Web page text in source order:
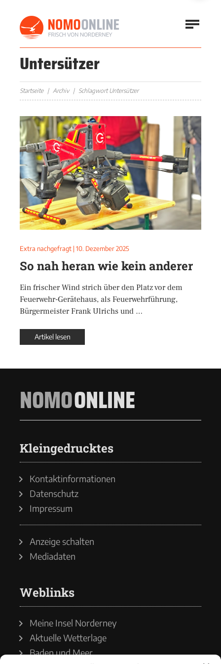
Untersützer
Startseite Archiv Schlagwort Untersützer
Extra nachgefragt | 10. Dezember 2025
So nah heran wie kein anderer
Ein frischer Wind strich über den Platz vor dem
Feuerwehr-Gerätehaus, als Feuerwehrführung,
Bürgermeister Frank Ulrichs und …
Artikel lesen
NOMOONLINE
Kleingedrucktes
Kontaktinformationen
Datenschutz
Impressum
Anzeige schalten
Mediadaten
Weblinks
Meine Insel Norderney
Aktuelle Wetterlage
Baden und Meer